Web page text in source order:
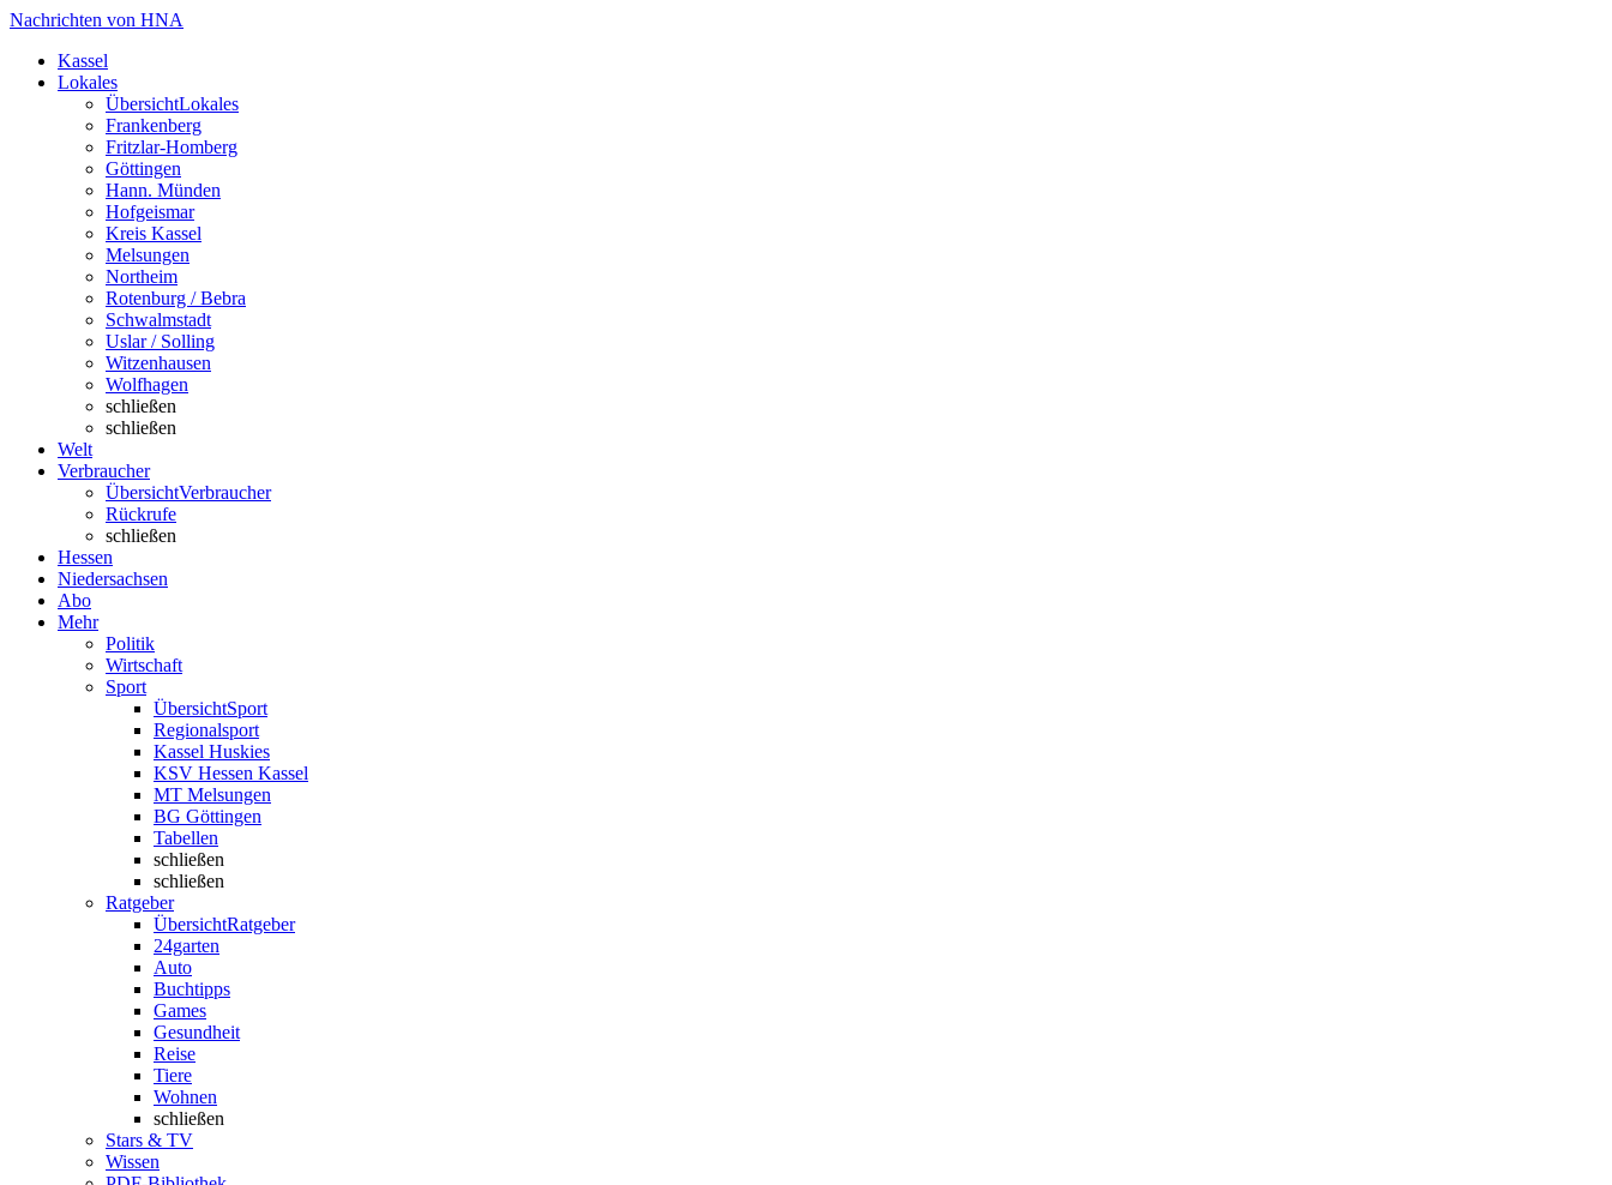
Nachrichten von HNA
Kassel
Lokales
ÜbersichtLokales
Frankenberg
Fritzlar-Homberg
Göttingen
Hann. Münden
Hofgeismar
Kreis Kassel
Melsungen
Northeim
Rotenburg / Bebra
Schwalmstadt
Uslar / Solling
Witzenhausen
Wolfhagen
schließen
schließen
Welt
Verbraucher
ÜbersichtVerbraucher
Rückrufe
schließen
Hessen
Niedersachsen
Abo
Mehr
Politik
Wirtschaft
Sport
ÜbersichtSport
Regionalsport
Kassel Huskies
KSV Hessen Kassel
MT Melsungen
BG Göttingen
Tabellen
schließen
schließen
Ratgeber
ÜbersichtRatgeber
24garten
Auto
Buchtipps
Games
Gesundheit
Reise
Tiere
Wohnen
schließen
Stars & TV
Wissen